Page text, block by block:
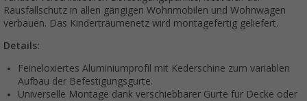
Rausfallschutz in allen gängigen Wohnmobilen und Wohnwagen
verbauen. Das Kinderträumenetz wird montagefertig geliefert.
Details:
Feineloxiertes Aluminiumprofil mit Kederschine zum variablen
Aufbau der Befestigungsgurte.
Universelle Montage dank verschiebbarer Gurte für Decke oder